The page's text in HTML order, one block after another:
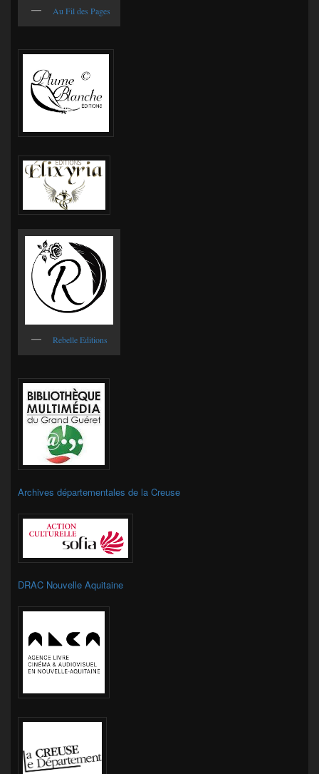
Au Fil des Pages
Rebelle Editions
Archives départementales de la Creuse
DRAC Nouvelle Aquitaine